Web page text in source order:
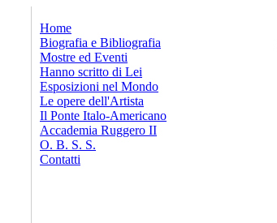
Home
Biografia e Bibliografia
Mostre ed Eventi
Hanno scritto di Lei
Esposizioni nel Mondo
Le opere dell'Artista
Il Ponte Italo-Americano
Accademia Ruggero II
O. B. S. S.
Contatti